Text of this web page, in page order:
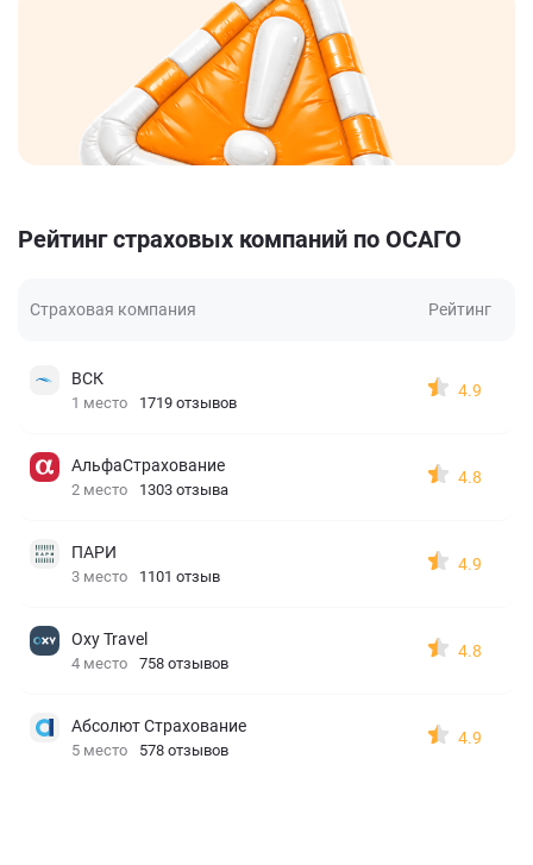
Рейтинг страховых компаний по ОСАГО
Страховая компания Рейтинг
ВСК
1 место 1719 отзывов
4.9
АльфаСтрахование
2 место 1303 отзыва
4.8
ПАРИ
3 место 1101 отзыв
4.9
Oxy Travel
4 место 758 отзывов
4.8
Абсолют Страхование
5 место 578 отзывов
4.9